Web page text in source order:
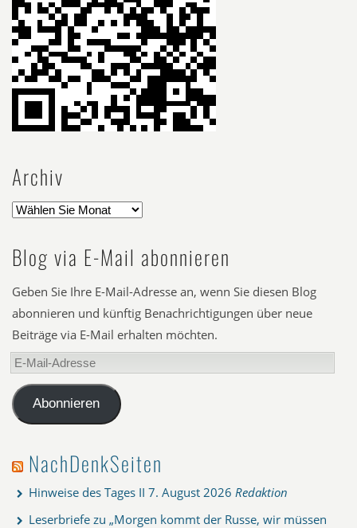
Archiv
Blog via E-Mail abonnieren
Geben Sie Ihre E-Mail-Adresse an, wenn Sie diesen Blog
abonnieren und künftig Benachrichtigungen über neue
Beiträge via E-Mail erhalten möchten.
E-
Mail-
AdresseAbonnieren
NachDenkSeiten
Hinweise des Tages II 7. August 2026 Redaktion
Leserbriefe zu „Morgen kommt der Russe, wir müssen